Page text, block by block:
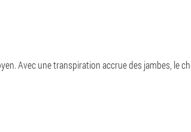
Avec une transpiration accrue des jambes, le